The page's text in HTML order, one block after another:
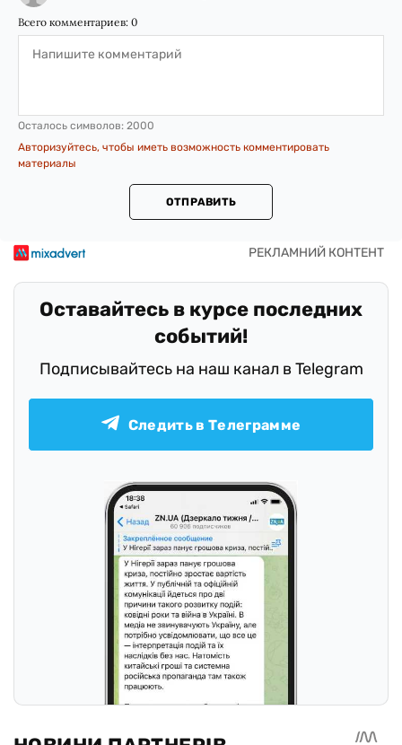
Всего комментариев: 0
Осталось символов: 2000
Авторизуйтесь, чтобы иметь возможность комментировать
материалы
ОТПРАВИТЬ
Оставайтесь в курсе последних
событий!
Подписывайтесь на наш канал в Telegram
Следить в Телеграмме